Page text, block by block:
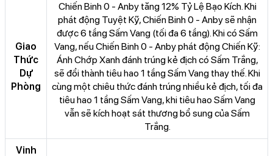
Giao
Thức
Dự
Phòng
Chiến Binh 0 - Anby tăng 12% Tỷ Lệ Bạo Kích. Khi
phát động Tuyệt Kỹ, Chiến Binh 0 - Anby sẽ nhận
được 6 tầng Sấm Vang (tối đa 6 tầng). Khi có Sấm
Vang, nếu Chiến Binh 0 - Anby phát động Chiến Kỹ:
Ánh Chớp Xanh đánh trúng kẻ địch có Sấm Trắng,
sẽ đổi thành tiêu hao 1 tầng Sấm Vang thay thế. Khi
cùng một chiêu thức đánh trúng nhiều kẻ địch, tối đa
tiêu hao 1 tầng Sấm Vang, khi tiêu hao Sấm Vang
vẫn sẽ kích hoạt sát thương bổ sung của Sấm
Trắng.
Vinh